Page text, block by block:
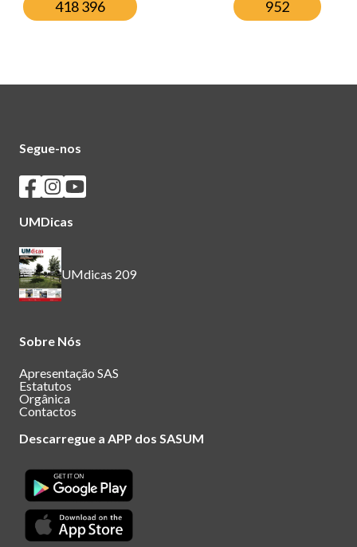
418 396 952
Segue-nos
Seguir os SASUM no Facebook
Seguir os SASUM no Instagram
Seguir os SASUM no Youtube
UMDicas
UMdicas 209
Sobre Nós
Apresentação SAS
Estatutos
Orgânica
Contactos
Descarregue a APP dos SASUM